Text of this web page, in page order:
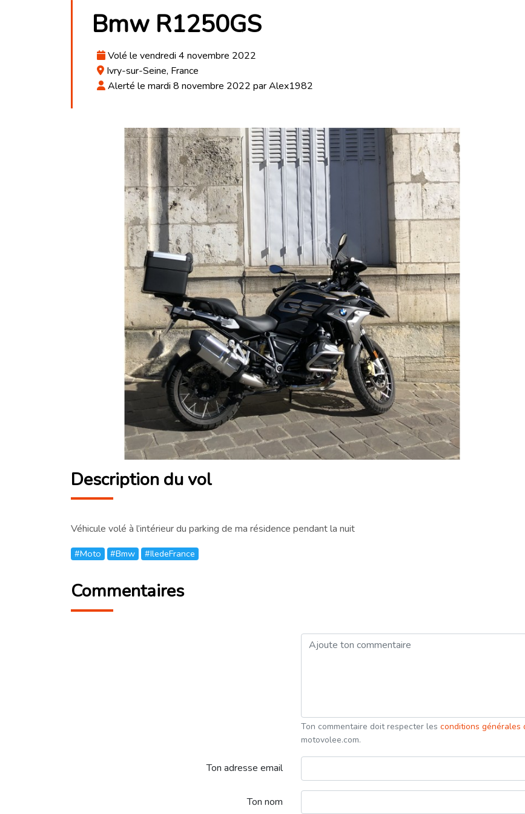
Bmw R1250GS
Volé le vendredi 4 novembre 2022
Ivry-sur-Seine, France
Alerté le mardi 8 novembre 2022 par Alex1982
Description du vol
Véhicule volé à l’intérieur du parking de ma résidence pendant la nuit
#Moto #Bmw #IledeFrance
Commentaires
Ton commentaire doit respecter les conditions générales
motovolee.com.
Ton adresse email
Ton nom